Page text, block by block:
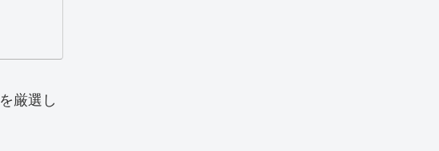
を厳選し